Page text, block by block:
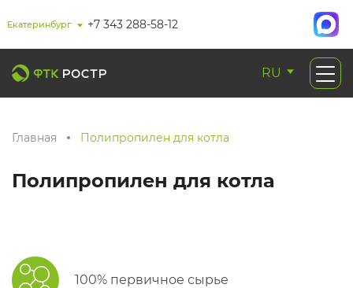
Екатеринбург +7 343 288-58-12
RU
Главная Полипропилен для котла
Полипропилен для котла
100% первичное сырье